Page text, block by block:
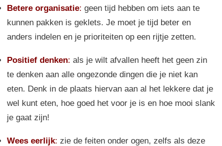
Betere organisatie: geen tijd hebben om iets aan te
kunnen pakken is geklets. Je moet je tijd beter en
anders indelen en je prioriteiten op een rijtje zetten.
Positief denken: als je wilt afvallen heeft het geen zin
te denken aan alle ongezonde dingen die je niet kan
eten. Denk in de plaats hiervan aan al het lekkere dat je
wel kunt eten, hoe goed het voor je is en hoe mooi slank
je gaat zijn!
Wees eerlijk: zie de feiten onder ogen, zelfs als deze